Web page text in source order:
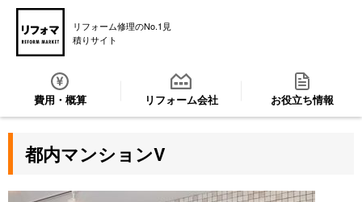
リフォーム修理のNo.1見
積りサイト
費用・概算 リフォーム会社 お役立ち情報
都内マンションV